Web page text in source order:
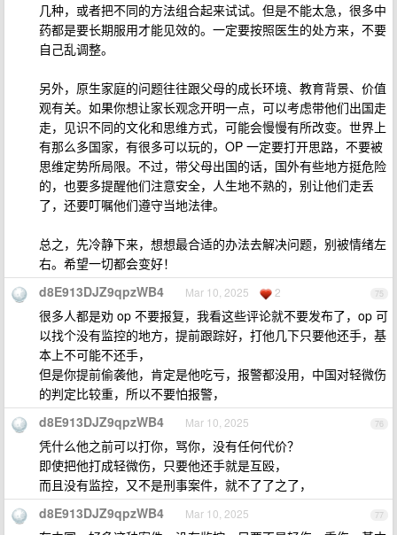
几种，或者把不同的方法组合起来试试。但是不能太急，很多中
药都是要长期服用才能见效的。一定要按照医生的处方来，不要
自己乱调整。
另外，原生家庭的问题往往跟父母的成长环境、教育背景、价值
观有关。如果你想让家长观念开明一点，可以考虑带他们出国走
走，见识不同的文化和思维方式，可能会慢慢有所改变。世界上
有那么多国家，有很多可以玩的，OP 一定要打开思路，不要被
思维定势所局限。不过，带父母出国的话，国外有些地方挺危险
的，也要多提醒他们注意安全，人生地不熟的，别让他们走丢
了，还要叮嘱他们遵守当地法律。
总之，先冷静下来，想想最合适的办法去解决问题，别被情绪左
右。希望一切都会变好！
75
d8E913DJZ9qpzWB4 Mar 10, 2025 2
很多人都是劝 op 不要报复，我看这些评论就不要发布了，op 可
以找个没有监控的地方，提前跟踪好，打他几下只要他还手，基
本上不可能不还手，
但是你提前偷袭他，肯定是他吃亏，报警都没用，中国对轻微伤
的判定比较重，所以不要怕报警，
76
d8E913DJZ9qpzWB4 Mar 10, 2025
凭什么他之前可以打你，骂你，没有任何代价？
即使把他打成轻微伤，只要他还手就是互殴，
而且没有监控，又不是刑事案件，就不了了之了，
77
d8E913DJZ9qpzWB4 Mar 10, 2025